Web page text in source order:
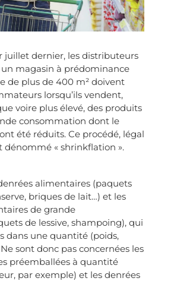
juillet dernier, les distributeurs
magasin à prédominance
de plus de 400 m² doivent
lorsqu’ils vendent,
voire plus élevé, des produits
consommation dont le
été réduits. Ce procédé, légal
dénommé « shrinkflation ».
alimentaires (paquets
briques de lait…) et les
de grande
de lessive, shampoing), qui
dans une quantité (poids,
sont donc pas concernées les
préemballées à quantité
par exemple) et les denrées